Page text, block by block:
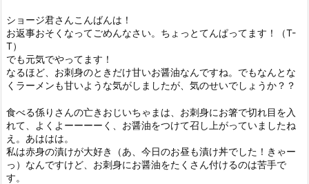
ショージ君さんこんばんは！
お返事おそくなってごめんなさい。ちょっとてんぱってます！（T-
T）
でも元気でやってます！
なるほど、お刺身のときだけ甘いお醤油なんですね。でもなんとな
くラーメンも甘いような気がしましたが、気のせいでしょうか？？
食べる係りさんの亡きおじいちゃまは、お刺身にお箸で切れ目を入
れて、よくよーーーーく、お醤油をつけて召し上がっていましたね
え。あははは。
私は赤身の漬けが大好き（あ、今日のお昼も漬け丼でした！きゃー
っ）なんですけど、お刺身にお醤油をたくさん付けるのは苦手で
す。